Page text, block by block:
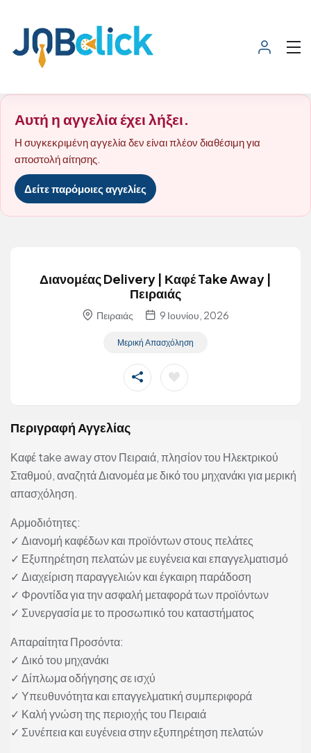
Αυτή η αγγελία έχει λήξει.
Η συγκεκριμένη αγγελία δεν είναι πλέον διαθέσιμη για
αποστολή αίτησης.
Δείτε παρόμοιες αγγελίες
Διανομέας Delivery | Καφέ Take Away |
Πειραιάς
Πειραιάς 9 Ιουνίου, 2026
Μερική Απασχόληση
Περιγραφή Αγγελίας
Καφέ take away στον Πειραιά, πλησίον του Ηλεκτρικού
Σταθμού, αναζητά Διανομέα με δικό του μηχανάκι για μερική
απασχόληση.
Αρμοδιότητες:
✓ Διανομή καφέδων και προϊόντων στους πελάτες
✓ Εξυπηρέτηση πελατών με ευγένεια και επαγγελματισμό
✓ Διαχείριση παραγγελιών και έγκαιρη παράδοση
✓ Φροντίδα για την ασφαλή μεταφορά των προϊόντων
✓ Συνεργασία με το προσωπικό του καταστήματος
Απαραίτητα Προσόντα:
✓ Δικό του μηχανάκι
✓ Δίπλωμα οδήγησης σε ισχύ
✓ Υπευθυνότητα και επαγγελματική συμπεριφορά
✓ Καλή γνώση της περιοχής του Πειραιά
✓ Συνέπεια και ευγένεια στην εξυπηρέτηση πελατών